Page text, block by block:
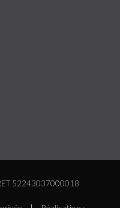
52243037000018